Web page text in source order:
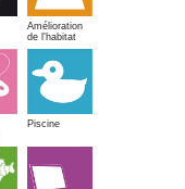
Amélioration
de l'habitat
Piscine